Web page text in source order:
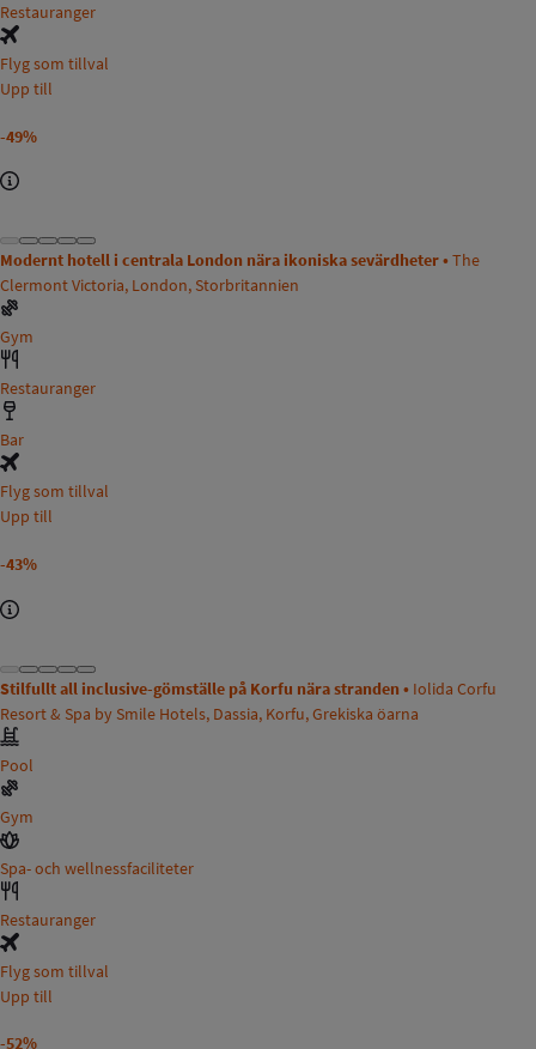
Restauranger
Flyg som tillval
Upp till
-49%
Modernt hotell i centrala London nära ikoniska sevärdheter • The
Clermont Victoria, London, Storbritannien
Gym
Restauranger
Bar
Flyg som tillval
Upp till
-43%
Stilfullt all inclusive-gömställe på Korfu nära stranden • Iolida Corfu
Resort & Spa by Smile Hotels, Dassia, Korfu, Grekiska öarna
Pool
Gym
Spa- och wellnessfaciliteter
Restauranger
Flyg som tillval
Upp till
-52%